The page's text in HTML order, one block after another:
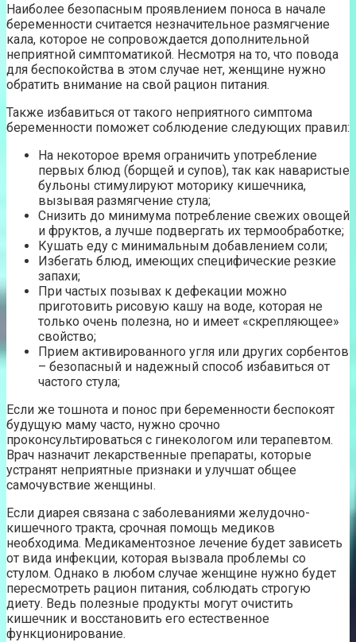
Наиболее безопасным проявлением поноса в начале
беременности считается незначительное размягчение
кала, которое не сопровождается дополнительной
неприятной симптоматикой. Несмотря на то, что повода
для беспокойства в этом случае нет, женщине нужно
обратить внимание на свой рацион питания.
Также избавиться от такого неприятного симптома
беременности поможет соблюдение следующих правил:
На некоторое время ограничить употребление
первых блюд (борщей и супов), так как наваристые
бульоны стимулируют моторику кишечника,
вызывая размягчение стула;
Снизить до минимума потребление свежих овощей
и фруктов, а лучше подвергать их термообработке;
Кушать еду с минимальным добавлением соли;
Избегать блюд, имеющих специфические резкие
запахи;
При частых позывах к дефекации можно
приготовить рисовую кашу на воде, которая не
только очень полезна, но и имеет «скрепляющее»
свойство;
Прием активированного угля или других сорбентов
– безопасный и надежный способ избавиться от
частого стула;
Если же тошнота и понос при беременности беспокоят
будущую маму часто, нужно срочно
проконсультироваться с гинекологом или терапевтом.
Врач назначит лекарственные препараты, которые
устранят неприятные признаки и улучшат общее
самочувствие женщины.
Если диарея связана с заболеваниями желудочно-
кишечного тракта, срочная помощь медиков
необходима. Медикаментозное лечение будет зависеть
от вида инфекции, которая вызвала проблемы со
стулом. Однако в любом случае женщине нужно будет
пересмотреть рацион питания, соблюдать строгую
диету. Ведь полезные продукты могут очистить
кишечник и восстановить его естественное
функционирование.